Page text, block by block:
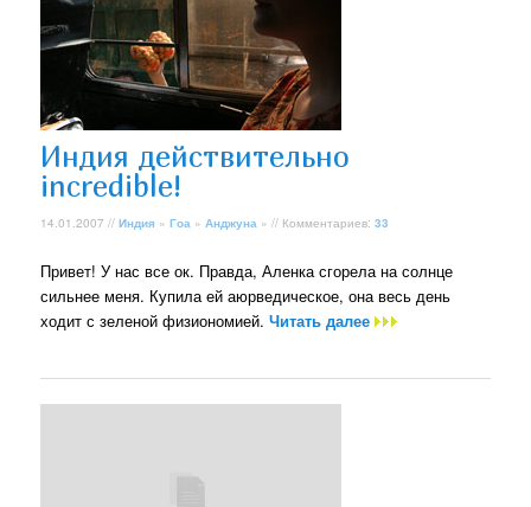
Индия действительно
incredible!
14.01.2007 //Индия »Гоа »Анджуна » // Комментариев:33
Привет! У нас все ок. Правда, Аленка сгорела на солнце
сильнее меня. Купила ей аюрведическое, она весь день
ходит с зеленой физиономией.Читать далее